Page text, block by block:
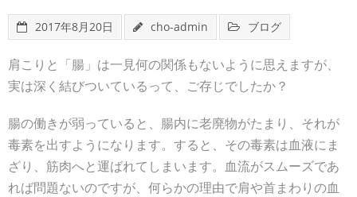
2017年8月20日 cho-admin ブログ
肩こりと「腸」は一見何の関係もないように思えますが、
実は深く結びついているって、ご存じでしたか？
腸の働きが弱っていると、腸内に老廃物がたまり、それが
毒素を出すようになります。すると、その毒素は血液にま
ざり、筋肉へと運ばれてしまいます。血流がスムーズであ
れば問題ないのですが、何らかの理由で肩や首まわりの血